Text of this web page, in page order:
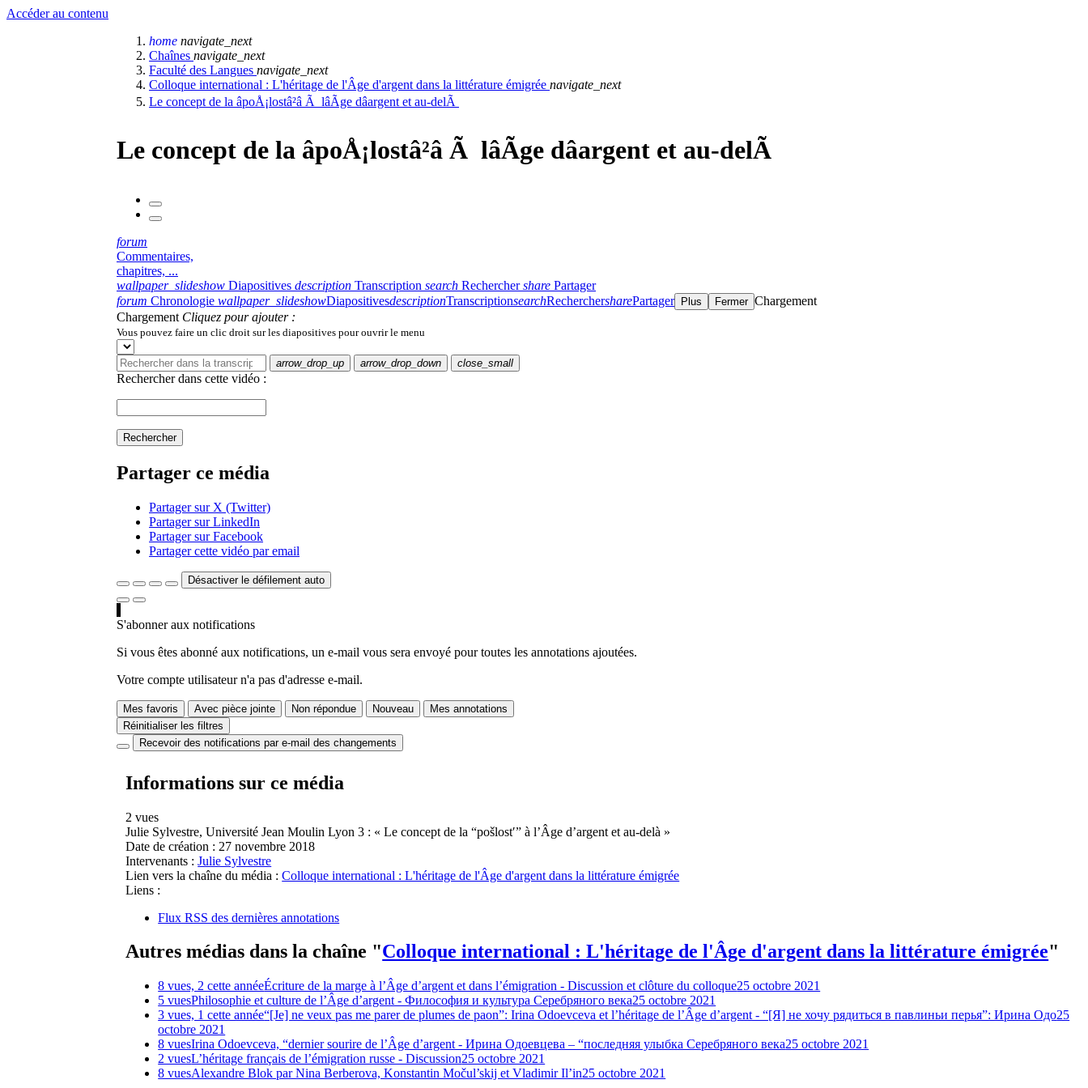
Accéder au contenu
home navigate_next
Chaînes navigate_next
Faculté des Langues navigate_next
Colloque international : L'héritage de l'Âge d'argent dans la littérature émigrée navigate_next
Le concept de la âpoÅ¡lostâ²â Ã lâÃge dâargent et au-delÃ
Le concept de la âpoÅ¡lostâ²â Ã lâÃge dâargent et au-delÃ
forum
Commentaires,
chapitres, ...
wallpaper_slideshow Diapositives description Transcription search Rechercher share Partager
forum Chronologie wallpaper_slideshowDiapositivesdescriptionTranscriptionsearchRecherchersharePartager Plus Fermer Chargement
Chargement Cliquez pour ajouter :
Vous pouvez faire un clic droit sur les diapositives pour ouvrir le menu
arrow_drop_up arrow_drop_down close_small
Rechercher dans cette vidéo :
Rechercher
Partager ce média
Partager sur X (Twitter)
Partager sur LinkedIn
Partager sur Facebook
Partager cette vidéo par email
Désactiver le défilement auto
S'abonner aux notifications
Si vous êtes abonné aux notifications, un e-mail vous sera envoyé pour toutes les annotations ajoutées.
Votre compte utilisateur n'a pas d'adresse e-mail.
Mes favoris Avec pièce jointe Non répondue Nouveau
Mes annotations
Réinitialiser les filtres
Recevoir des notifications par e-mail des changements
Informations sur ce média
2 vues
Julie Sylvestre, Université Jean Moulin Lyon 3 : « Le concept de la “pošlost′” à l’Âge d’argent et au-delà »
Date de création : 27 novembre 2018
Intervenants : Julie Sylvestre
Lien vers la chaîne du média : Colloque international : L'héritage de l'Âge d'argent dans la littérature émigrée
Liens :
Flux RSS des dernières annotations
Autres médias dans la chaîne "Colloque international : L'héritage de l'Âge d'argent dans la littérature émigrée"
8 vues, 2 cette annéeÉcriture de la marge à l’Âge d’argent et dans l’émigration - Discussion et clôture du colloque25 octobre 2021
5 vuesPhilosophie et culture de l’Âge d’argent - Философия и культура Серебряного века25 octobre 2021
3 vues, 1 cette année“[Je] ne veux pas me parer de plumes de paon”: Irina Odoevceva et l’héritage de l’Âge d’argent - “[Я] не хочу рядиться в павлиньи перья”: Ирина Одо25
octobre 2021
8 vuesIrina Odoevceva, “dernier sourire de l’Âge d’argent - Ирина Одоевцева – “последняя улыбка Серебряного века25 octobre 2021
2 vuesL’héritage français de l’émigration russe - Discussion25 octobre 2021
8 vuesAlexandre Blok par Nina Berberova, Konstantin Močul’skij et Vladimir Il’in25 octobre 2021